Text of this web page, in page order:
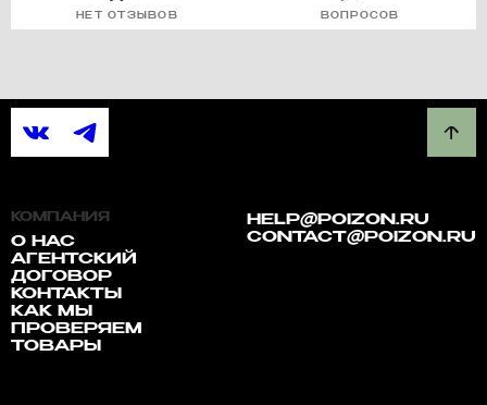
НЕТ ОТЗЫВОВ ВОПРОСОВ
КОМПАНИЯ
О НАС
АГЕНТСКИЙ
ДОГОВОР
КОНТАКТЫ
КАК МЫ
ПРОВЕРЯЕМ
ТОВАРЫ
HELP@POIZON.RU
CONTACT@POIZON.RU